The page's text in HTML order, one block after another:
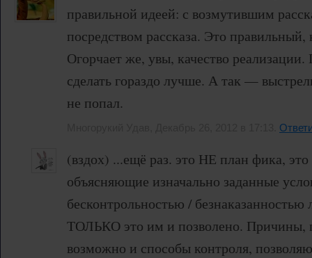
правильной идеей: с возмутившим
посредством рассказа. Это
Огорчает же, увы, качество
сделать гораздо лучше. А так —
не попал.
(вздох) ...ещё раз. это НЕ план фика,
объясняющие изначально заданные
бесконтрольностью /
ТОЛЬКО это им и позволено. Причины,
возможно и способы контроля,